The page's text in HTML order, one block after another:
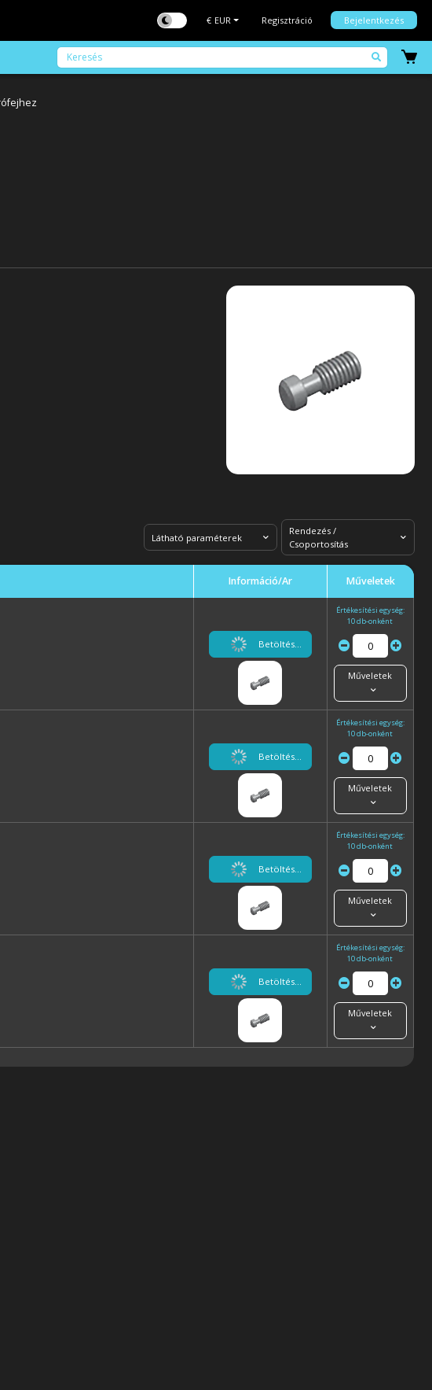
€ EUR Regisztráció Bejelentkezés
Látható paraméterek
Rendezés /
Csoportosítás
Információ/Ár Műveletek
Betöltés...
Értékesítési egység:
10 db-onként
Műveletek
Betöltés...
Értékesítési egység:
10 db-onként
Műveletek
Betöltés...
Értékesítési egység:
10 db-onként
Műveletek
Betöltés...
Értékesítési egység:
10 db-onként
Műveletek